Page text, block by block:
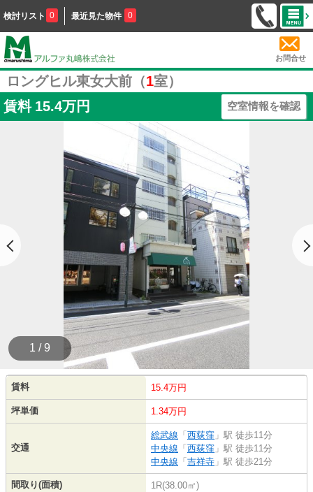
検討リスト 0 最近見た物件 0
お問合せ
ロングヒル東女大前（1室）
賃料 15.4万円 空室情報を確認
1 / 9
賃料 15.4万円
坪単価 1.34万円
交通
総武線 「 西荻窪 」駅 徒歩11分
中央線 「 西荻窪 」駅 徒歩11分
中央線 「 吉祥寺 」駅 徒歩21分
間取り(面積) 1R(38.00㎡)